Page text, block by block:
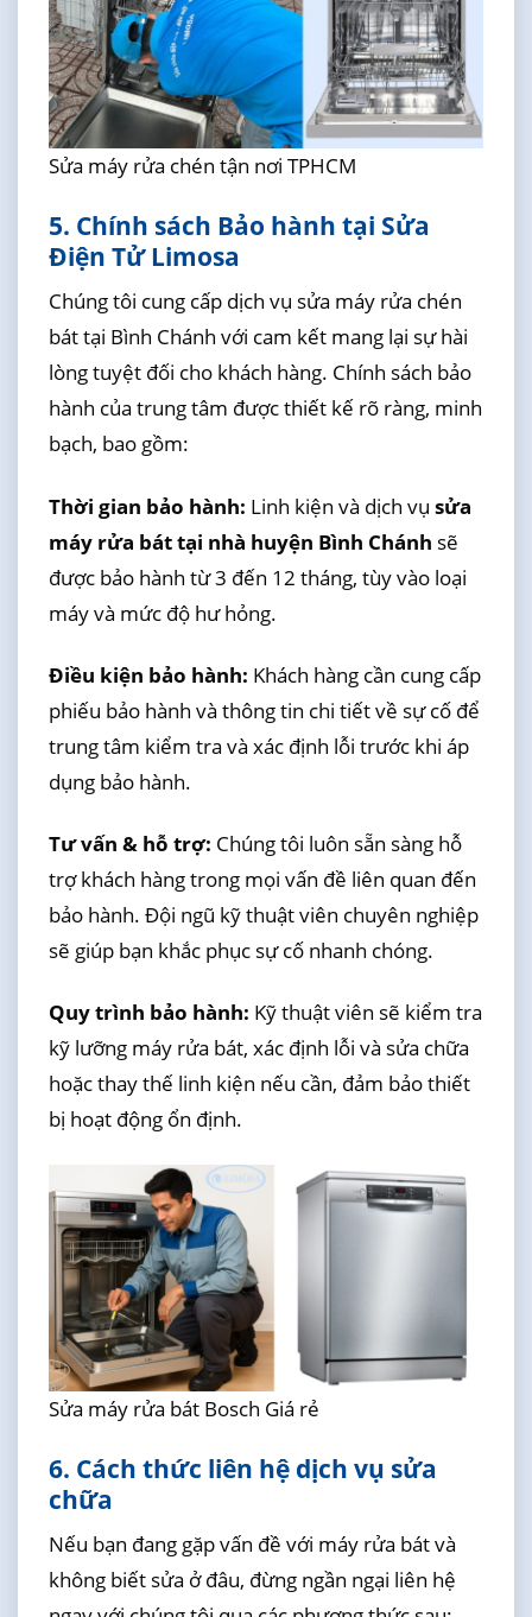
Sửa máy rửa chén tận nơi TPHCM
5. Chính sách Bảo hành tại Sửa
Điện Tử Limosa
Chúng tôi cung cấp dịch vụ sửa máy rửa chén
bát tại Bình Chánh với cam kết mang lại sự hài
lòng tuyệt đối cho khách hàng. Chính sách bảo
hành của trung tâm được thiết kế rõ ràng, minh
bạch, bao gồm:
Thời gian bảo hành: Linh kiện và dịch vụ sửa
máy rửa bát tại nhà huyện Bình Chánh sẽ
được bảo hành từ 3 đến 12 tháng, tùy vào loại
máy và mức độ hư hỏng.
Điều kiện bảo hành: Khách hàng cần cung cấp
phiếu bảo hành và thông tin chi tiết về sự cố để
trung tâm kiểm tra và xác định lỗi trước khi áp
dụng bảo hành.
Tư vấn & hỗ trợ: Chúng tôi luôn sẵn sàng hỗ
trợ khách hàng trong mọi vấn đề liên quan đến
bảo hành. Đội ngũ kỹ thuật viên chuyên nghiệp
sẽ giúp bạn khắc phục sự cố nhanh chóng.
Quy trình bảo hành: Kỹ thuật viên sẽ kiểm tra
kỹ lưỡng máy rửa bát, xác định lỗi và sửa chữa
hoặc thay thế linh kiện nếu cần, đảm bảo thiết
bị hoạt động ổn định.
Sửa máy rửa bát Bosch Giá rẻ
6. Cách thức liên hệ dịch vụ sửa
chữa
Nếu bạn đang gặp vấn đề với máy rửa bát và
không biết sửa ở đâu, đừng ngần ngại liên hệ